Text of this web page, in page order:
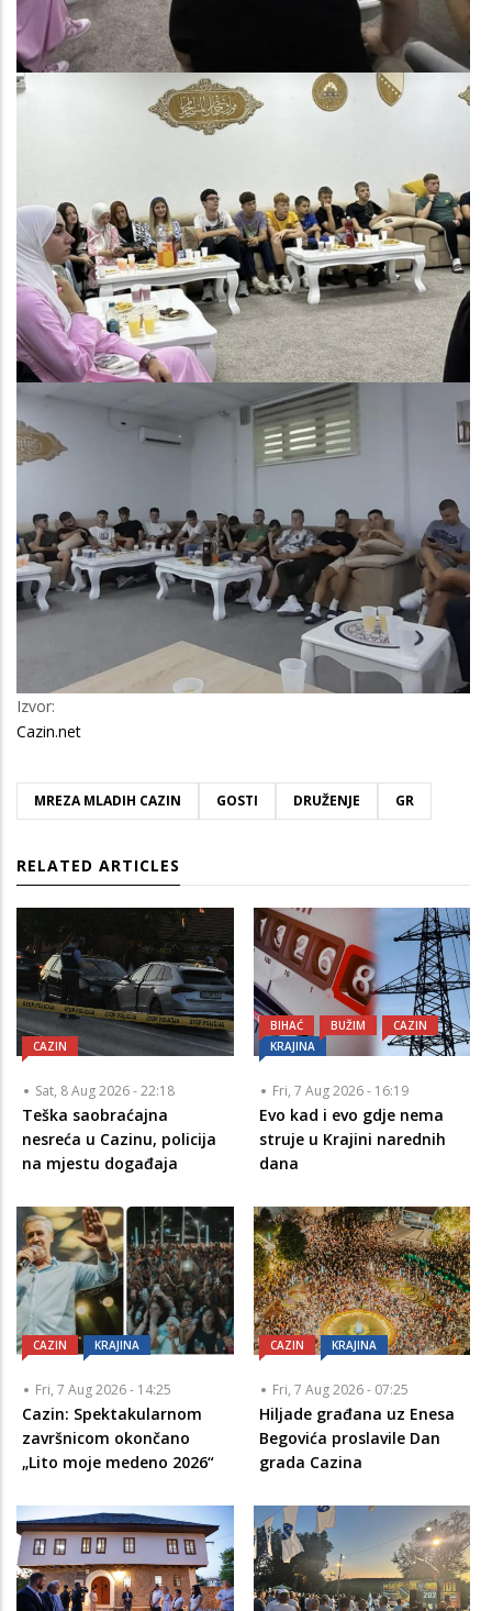
Image
Image
Izvor:
Cazin.net
MREZA MLADIH CAZIN GOSTI DRUŽENJE GR
RELATED ARTICLES
CAZIN
Sat, 8 Aug 2026 - 22:18
Teška saobraćajna
nesreća u Cazinu, policija
na mjestu događaja
BIHAĆ BUŽIM
CAZIN
KRAJINA
Fri, 7 Aug 2026 - 16:19
Evo kad i evo gdje nema
struje u Krajini narednih
dana
CAZIN KRAJINA
Fri, 7 Aug 2026 - 14:25
Cazin: Spektakularnom
završnicom okončano
„Lito moje medeno 2026“
CAZIN KRAJINA
Fri, 7 Aug 2026 - 07:25
Hiljade građana uz Enesa
Begovića proslavile Dan
grada Cazina